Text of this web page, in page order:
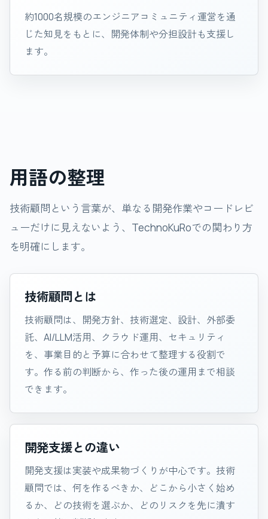
約1000名規模のエンジニアコミュニティ運営を通
じた知見をもとに、開発体制や分担設計も支援し
ます。
用語の整理
技術顧問という言葉が、単なる開発作業やコードレビ
ューだけに見えないよう、TechnoKuRoでの関わり方
を明確にします。
技術顧問とは
技術顧問は、開発方針、技術選定、設計、外部委
託、AI/LLM活用、クラウド運用、セキュリティ
を、事業目的と予算に合わせて整理する役割で
す。作る前の判断から、作った後の運用まで相談
できます。
開発支援との違い
開発支援は実装や成果物づくりが中心です。技術
顧問では、何を作るべきか、どこから小さく始め
るか、どの技術を選ぶか、どのリスクを先に潰す